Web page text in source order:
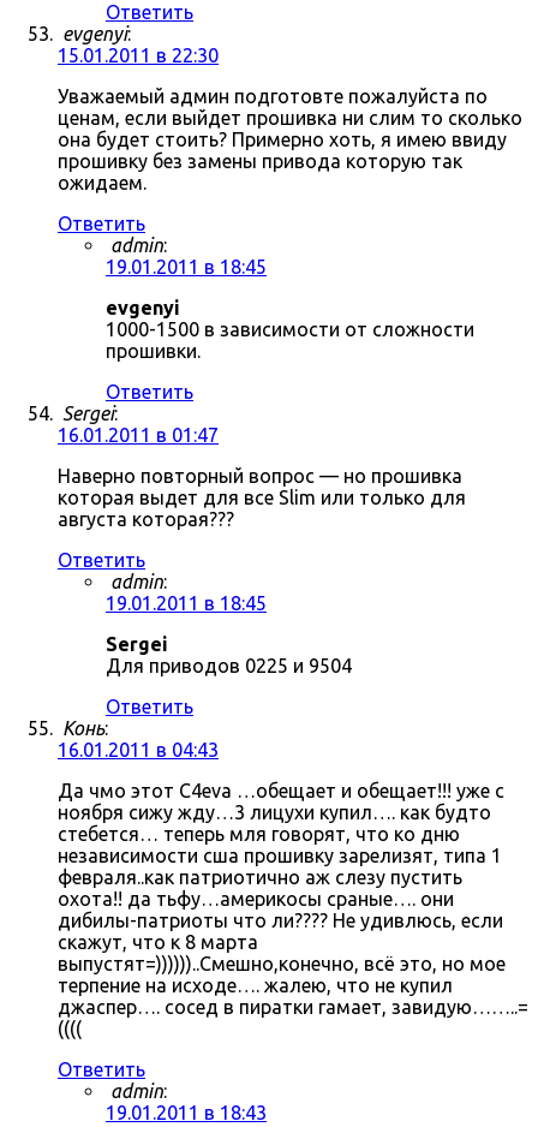
Ответить
evgenyi:
15.01.2011 в 22:30
Уважаемый админ подготовте пожалуйста по
ценам, если выйдет прошивка ни слим то сколько
она будет стоить? Примерно хоть, я имею ввиду
прошивку без замены привода которую так
ожидаем.
Ответить
admin:
19.01.2011 в 18:45
evgenyi
1000-1500 в зависимости от сложности
прошивки.
Ответить
Sergei:
16.01.2011 в 01:47
Наверно повторный вопрос — но прошивка
которая выдет для все Slim или только для
августа которая???
Ответить
admin:
19.01.2011 в 18:45
Sergei
Для приводов 0225 и 9504
Ответить
Конь:
16.01.2011 в 04:43
Да чмо этот C4eva …обещает и обещает!!! уже с
ноября сижу жду…3 лицухи купил…. как будто
стебется… теперь мля говорят, что ко дню
независимости сша прошивку зарелизят, типа 1
февраля..как патриотично аж слезу пустить
охота!! да тьфу…америкосы сраные…. они
дибилы-патриоты что ли???? Не удивлюсь, если
скажут, что к 8 марта
выпустят=))))))..Смешно,конечно, всё это, но мое
терпение на исходе…. жалею, что не купил
джаспер…. сосед в пиратки гамает, завидую……..=
((((
Ответить
admin:
19.01.2011 в 18:43